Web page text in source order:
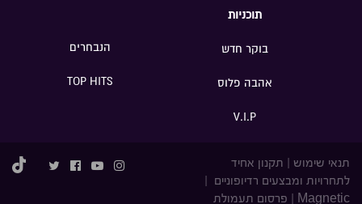
תוכניות
בוקר חדש
אהבה פלוס
V.I.P
הנבחרים
TOP HITS
תנאי שימוש
תקנון אחיד
לתחרויות ומבצעים רדיופוניים
Magnetic
פרסום תעמולת